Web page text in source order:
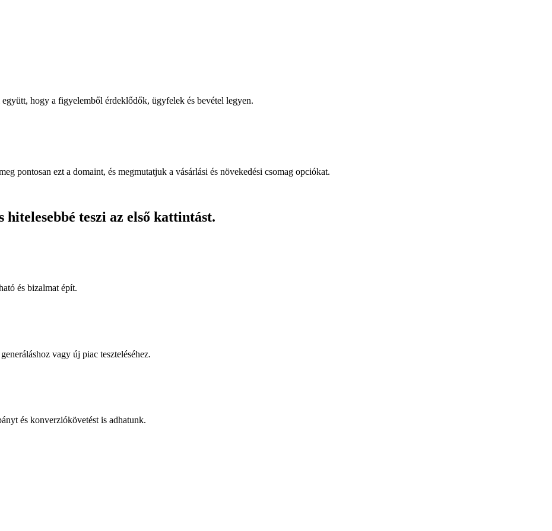
hogy a figyelemből érdeklődők, ügyfelek és bevétel legyen.
pontosan ezt a domaint, és megmutatjuk a vásárlási és növekedési csomag opciókat.
teszi az első kattintást.
és bizalmat épít.
vagy új piac teszteléséhez.
és konverziókövetést is adhatunk.